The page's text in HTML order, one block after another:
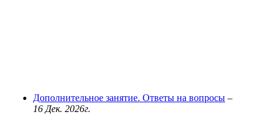
Дополнительное занятие. Ответы на вопросы –
16 Дек. 2026г.